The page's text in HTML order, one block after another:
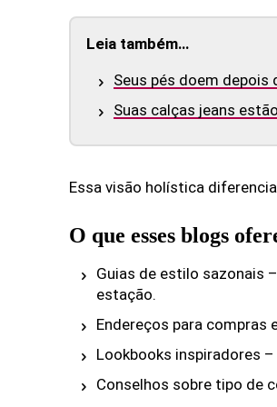
Leia também…
Seus pés doem
Suas calças jeans
Essa visão holística
O que esses blogs
Guias de estilo sazonais
estação.
Endereços para compras
Lookbooks inspiradores
Conselhos sobre tipo de